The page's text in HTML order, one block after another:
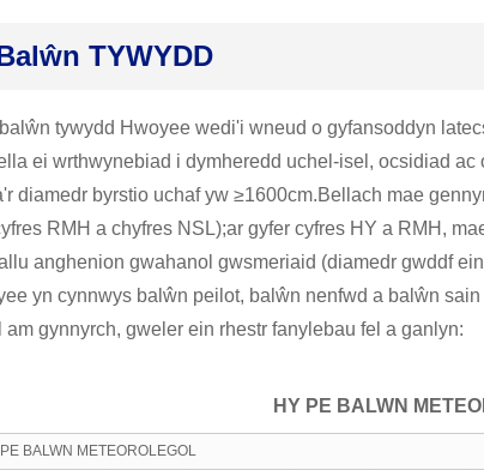
TYWYDD
tywydd Hwoyee wedi'i wneud o gyfansoddyn
ei wrthwynebiad i dymheredd uchel-isel, ocsidiad ac
diamedr byrstio uchaf yw ≥1600cm.Bellach mae
RMH a chyfres NSL);ar gyfer cyfres HY a RMH,
anghenion gwahanol gwsmeriaid (diamedr gwddf
yn cynnwys balŵn peilot, balŵn nenfwd a balŵn
am gynnyrch, gweler ein rhestr fanylebau fel a ganlyn:
HY PE BALWN
BALWN METEOROLEGOL